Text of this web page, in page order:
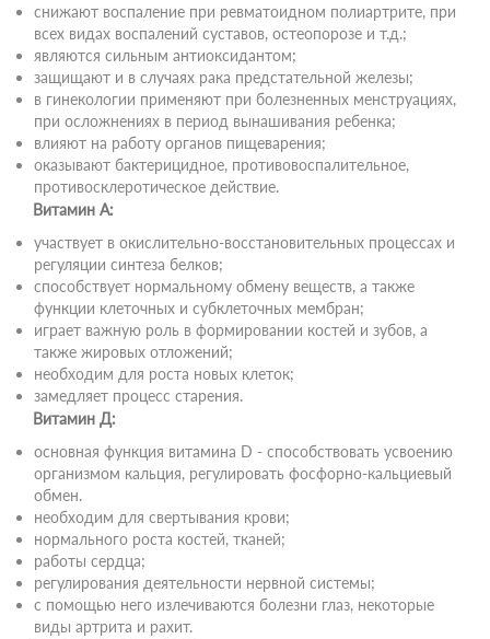
снижают воспаление при ревматоидном полиартрите, при
всех видах воспалений суставов, остеопорозе и т.д.;
являются сильным антиоксидантом;
защищают и в случаях рака предстательной железы;
в гинекологии применяют при болезненных менструациях,
при осложнениях в период вынашивания ребенка;
влияют на работу органов пищеварения;
оказывают бактерицидное, противовоспалительное,
противосклеротическое действие.
Витамин А:
участвует в окислительно-восстановительных процессах и
регуляции синтеза белков;
способствует нормальному обмену веществ, а также
функции клеточных и субклеточных мембран;
играет важную роль в формировании костей и зубов, а
также жировых отложений;
необходим для роста новых клеток;
замедляет процесс старения.
Витамин Д:
основная функция витамина D - способствовать усвоению
организмом кальция, регулировать фосфорно-кальциевый
обмен.
необходим для свертывания крови;
нормального роста костей, тканей;
работы сердца;
регулирования деятельности нервной системы;
с помощью него излечиваются болезни глаз, некоторые
виды артрита и рахит.